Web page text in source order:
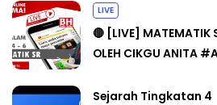
LIVE
🔴 [LIVE] MATEMATIK
OLEH CIKGU ANITA
Sejarah Tingkatan 4